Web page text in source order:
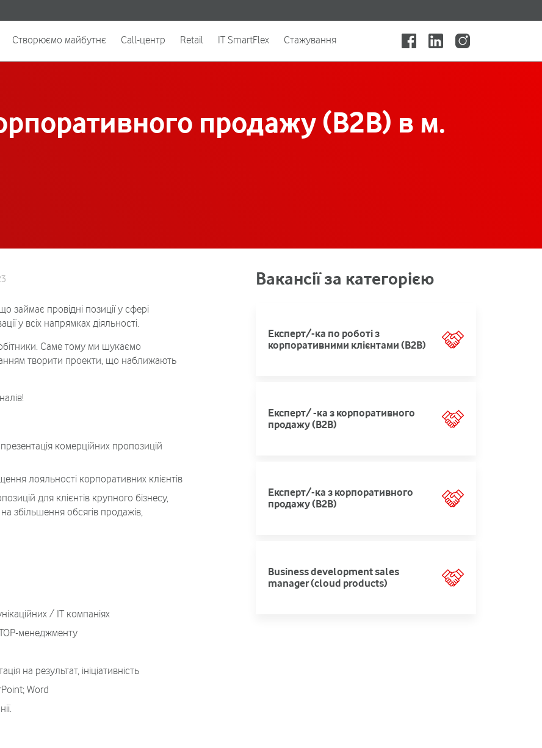
Створюємо майбутнє Call-центр Retail IT SmartFlex Стажування
продажу (B2B) в м.
займає провідні позиції у сфері
у всіх напрямках діяльності.
Саме тому ми шукаємо
творити проекти, що наближають
комерційних пропозицій
лояльності корпоративних клієнтів
для клієнтів крупного бізнесу,
збільшення обсягів продажів,
/ ІТ компаніях
ТОР-менеджменту
на результат, ініціативність
Word
Вакансії за категорією
Експерт/-ка по роботі з
корпоративними клієнтами (В2В)
Експерт/ -ка з корпоративного
продажу (B2B)
Експерт/-ка з корпоративного
продажу (B2B)
Business development sales
manager (cloud products)